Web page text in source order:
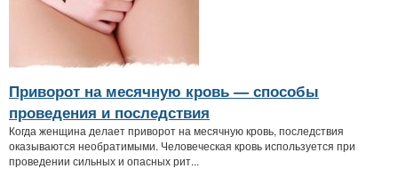
Приворот на месячную кровь — способы
проведения и последствия
Когда женщина делает приворот на месячную кровь, последствия
оказываются необратимыми. Человеческая кровь используется при
проведении сильных и опасных рит...